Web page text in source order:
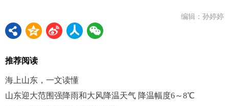
编辑：孙婷婷
推荐阅读
海上山东，一文读懂
山东迎大范围强降雨和大风降温天气 降温幅度6～8℃